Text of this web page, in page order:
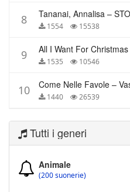
8 1554 15538
9 1535 10546
10 1440 26539
Tutti i generi
Animale
(200 suonerie)